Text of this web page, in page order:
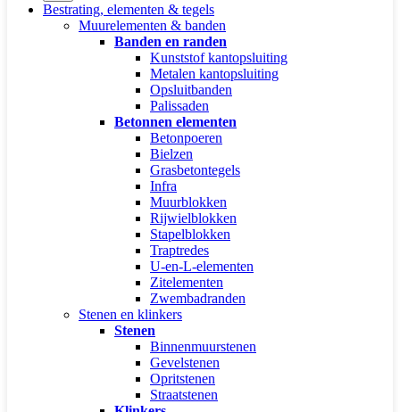
Bestrating, elementen & tegels
Muurelementen & banden
Banden en randen
Kunststof kantopsluiting
Metalen kantopsluiting
Opsluitbanden
Palissaden
Betonnen elementen
Betonpoeren
Bielzen
Grasbetontegels
Infra
Muurblokken
Rijwielblokken
Stapelblokken
Traptredes
U-en-L-elementen
Zitelementen
Zwembadranden
Stenen en klinkers
Stenen
Binnenmuurstenen
Gevelstenen
Opritstenen
Straatstenen